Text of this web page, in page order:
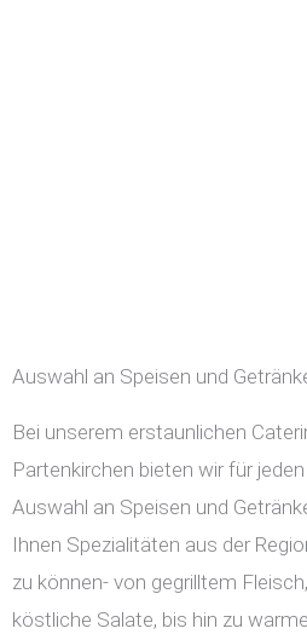
Auswahl an Speisen und
Bei unserem erstaunlichen
Partenkirchen bieten wir für
Auswahl an Speisen und
Ihnen Spezialitäten aus der
zu können- von gegrilltem
köstliche Salate, bis hin zu